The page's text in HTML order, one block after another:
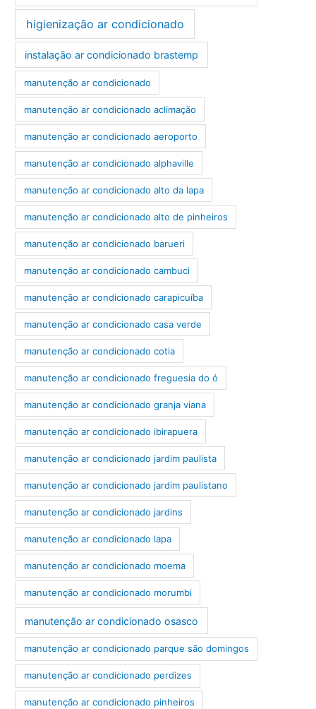
higienização ar condicionado
instalação ar condicionado brastemp
manutenção ar condicionado
manutenção ar condicionado aclimação
manutenção ar condicionado aeroporto
manutenção ar condicionado alphaville
manutenção ar condicionado alto da lapa
manutenção ar condicionado alto de pinheiros
manutenção ar condicionado barueri
manutenção ar condicionado cambuci
manutenção ar condicionado carapicuíba
manutenção ar condicionado casa verde
manutenção ar condicionado cotia
manutenção ar condicionado freguesia do ó
manutenção ar condicionado granja viana
manutenção ar condicionado ibirapuera
manutenção ar condicionado jardim paulista
manutenção ar condicionado jardim paulistano
manutenção ar condicionado jardins
manutenção ar condicionado lapa
manutenção ar condicionado moema
manutenção ar condicionado morumbi
manutenção ar condicionado osasco
manutenção ar condicionado parque são domingos
manutenção ar condicionado perdizes
manutenção ar condicionado pinheiros